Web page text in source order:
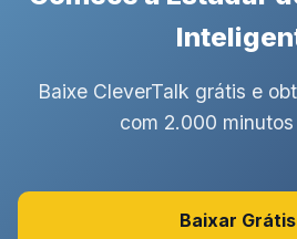
Baixe CleverTalk grátis e
com 2.000 minutos
Baixar Grátis